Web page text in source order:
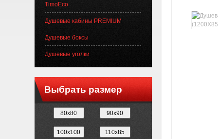
TimoEco
Душевые кабины PREMIUM
Душевые боксы
Душевые уголки
Выбрать размер